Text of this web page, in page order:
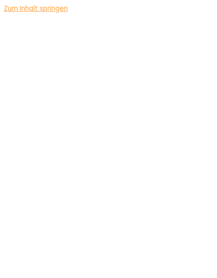
Zum Inhalt springen